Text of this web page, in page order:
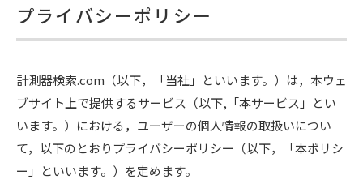
プライバシーポリシー
計測器検索.com（以下，「当社」といいます。）は，本ウェ
ブサイト上で提供するサービス（以下,「本サービス」とい
います。）における，ユーザーの個人情報の取扱いについ
て，以下のとおりプライバシーポリシー（以下，「本ポリシ
ー」といいます。）を定めます。